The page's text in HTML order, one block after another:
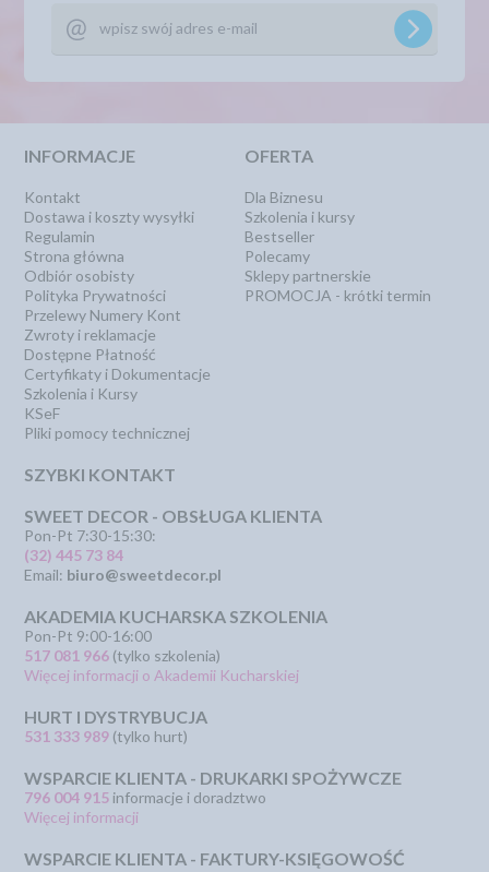
INFORMACJE
Kontakt
Dostawa i koszty wysyłki
Regulamin
Strona główna
Odbiór osobisty
Polityka Prywatności
Przelewy Numery Kont
Zwroty i reklamacje
Dostępne Płatność
Certyfikaty i Dokumentacje
Szkolenia i Kursy
KSeF
Pliki pomocy technicznej
OFERTA
Dla Biznesu
Szkolenia i kursy
Bestseller
Polecamy
Sklepy partnerskie
PROMOCJA - krótki termin
SZYBKI KONTAKT
SWEET DECOR - OBSŁUGA KLIENTA
Pon-Pt 7:30-15:30:
(32) 445 73 84
Email: biuro@sweetdecor.pl
AKADEMIA KUCHARSKA SZKOLENIA
Pon-Pt 9:00-16:00
517 081 966 (tylko szkolenia)
Więcej informacji o Akademii Kucharskiej
HURT I DYSTRYBUCJA
531 333 989 (tylko hurt)
WSPARCIE KLIENTA - DRUKARKI SPOŻYWCZE
796 004 915 informacje i doradztwo
Więcej informacji
WSPARCIE KLIENTA - FAKTURY-KSIĘGOWOŚĆ